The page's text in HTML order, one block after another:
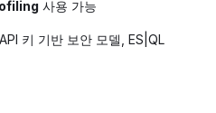
사용 가능
키 기반 보안 모델, ES|QL